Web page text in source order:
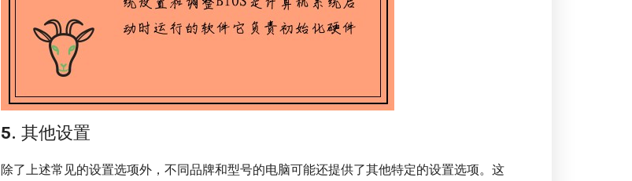
5. 其他设置
除了上述常见的设置选项外，不同品牌和型号的电脑可能还提供了其他特定的设置选项。这